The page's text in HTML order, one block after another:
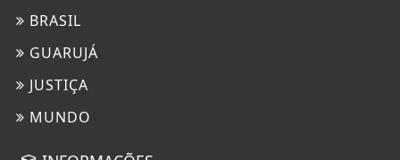
BRASIL
GUARUJÁ
JUSTIÇA
MUNDO